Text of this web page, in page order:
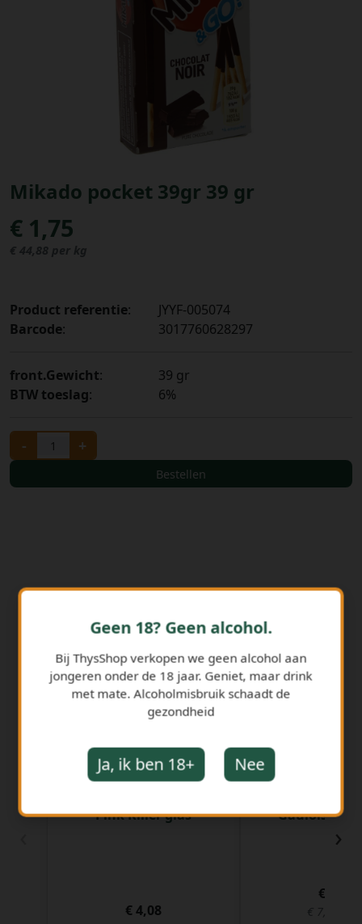
Mikado pocket 39gr 39 gr
€ 1,75
€ 44,88 per kg
Product referentie:
JYYF-005074
Barcode: 3017760628297
front.Gewicht:
39 gr
BTW toeslag: 6%
- +
Bestellen
GERELATEERDE PRODUCTEN
Pink Killer glas
€ 4,08
Gauloise
€ 2,62
€ 7,94
›
Geen 18? Geen alcohol.
Bij ThysShop verkopen we geen alcohol aan
jongeren onder de 18 jaar. Geniet, maar drink
met mate. Alcoholmisbruik schaadt de
gezondheid
Ja, ik ben 18+ Nee